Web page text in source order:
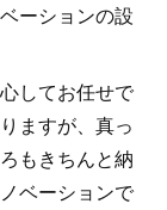
ーションの設
してお任せで
ますが、真っ
もきちんと納
ベーションで